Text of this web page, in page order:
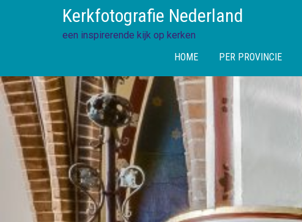
Kerkfotografie Nederland
een inspirerende kijk op kerken
HOME
PER PROVINCIE